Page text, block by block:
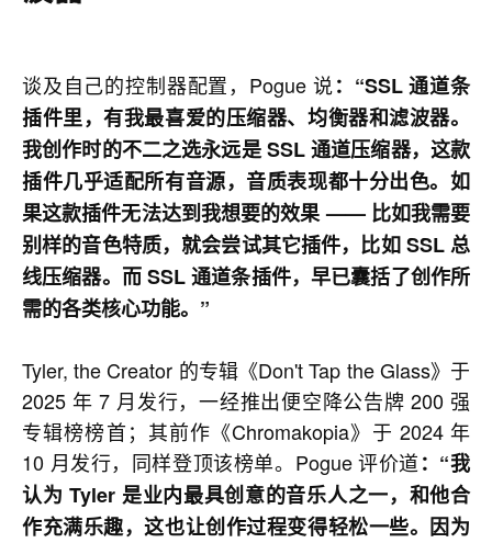
谈及自己的控制器配置，Pogue 说：“SSL 通道条
插件里，有我最喜爱的压缩器、均衡器和滤波器。
我创作时的不二之选永远是 SSL 通道压缩器，这款
插件几乎适配所有音源，音质表现都十分出色。如
果这款插件无法达到我想要的效果 —— 比如我需要
别样的音色特质，就会尝试其它插件，比如 SSL 总
线压缩器。而 SSL 通道条插件，早已囊括了创作所
需的各类核心功能。”
Tyler, the Creator 的专辑《Don't Tap the Glass》于
2025 年 7 月发行，一经推出便空降公告牌 200 强
专辑榜榜首；其前作《Chromakopia》于 2024 年
10 月发行，同样登顶该榜单。Pogue 评价道：“我
认为 Tyler 是业内最具创意的音乐人之一，和他合
作充满乐趣，这也让创作过程变得轻松一些。因为